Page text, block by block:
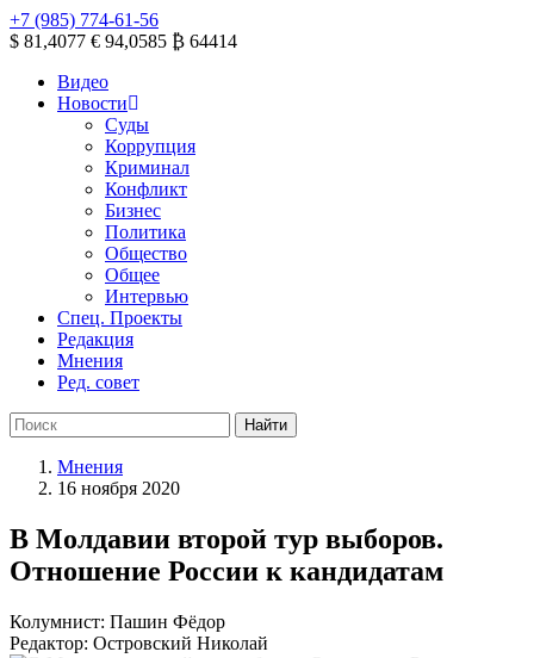
+7 (985) 774-61-56
$ 81,4077 € 94,0585 ₿ 64414
Видео
Новости
Суды
Коррупция
Криминал
Конфликт
Бизнес
Политика
Общество
Общее
Интервью
Спец. Проекты
Редакция
Мнения
Ред. совет
Мнения
16 ноября 2020
В Молдавии второй тур выборов.
Отношение России к кандидатам
Колумнист: Пашин Фёдор
Редактор: Островский Николай